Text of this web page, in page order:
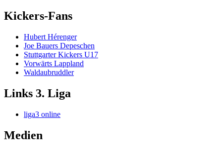
Kickers-Fans
Hubert Hérenger
Joe Bauers Depeschen
Stuttgarter Kickers U17
Vorwärts Lappland
Waldaubruddler
Links 3. Liga
liga3 online
Medien